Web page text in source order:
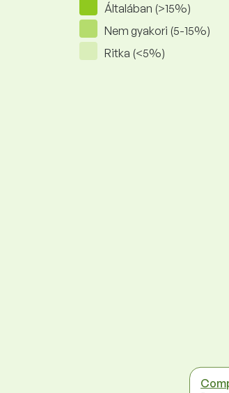
Általában (>15%)
Nem gyakori (5-15%)
Ritka (<5%)